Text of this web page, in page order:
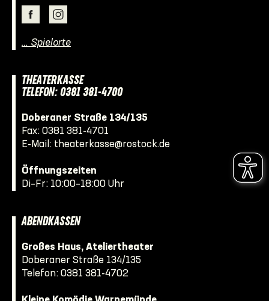
… Spielorte
THEATERKASSE
TELEFON: 0381 381-4700
Doberaner Straße 134/135
Fax: 0381 381-4701
E-Mail: theaterkasse@rostock.de
Öffnungszeiten
Di–Fr: 10:00–18:00 Uhr
ABENDKASSEN
Großes Haus, Ateliertheater
Doberaner Straße 134/135
Telefon: 0381 381-4702